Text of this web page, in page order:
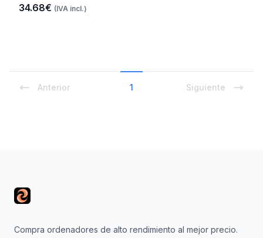
34.68€ (IVA incl.)
Anterior 1 Siguiente
Compra ordenadores de alto rendimiento al mejor precio.